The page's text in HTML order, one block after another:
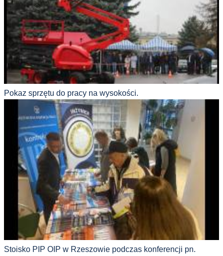
Pokaz sprzętu do pracy na wysokości.
Stoisko PIP OIP w Rzeszowie podczas konferencji pn.